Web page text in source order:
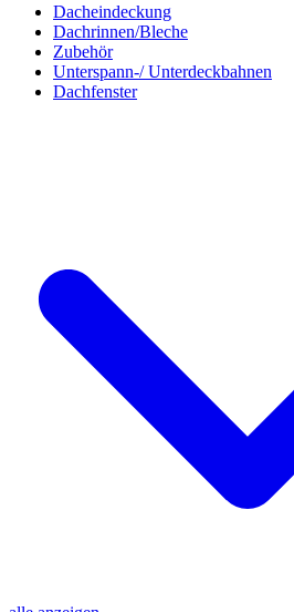
Dacheindeckung
Dachrinnen/Bleche
Zubehör
Unterspann-/ Unterdeckbahnen
Dachfenster